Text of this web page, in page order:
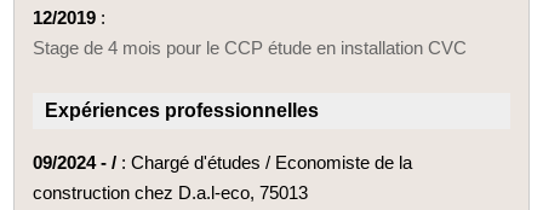
12/2019 :
Stage de 4 mois pour le CCP étude en installation CVC
Expériences professionnelles
09/2024 - / : Chargé d'études / Economiste de la
construction chez D.a.l-eco, 75013